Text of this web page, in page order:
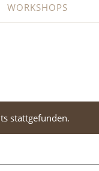
WORKSHOPS
stattgefunden.